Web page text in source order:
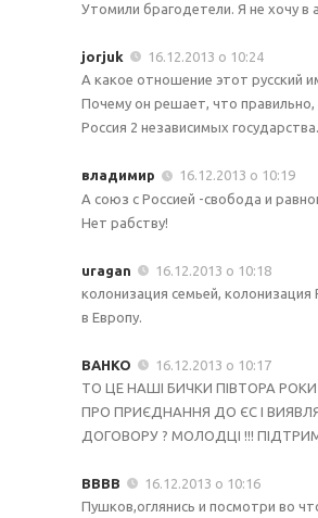
Утомили брагодетели. Я не хочу в
jorjuk
16.12.2013 о 10:24
А какое отношение этот русский
Почему он решает, что правильно,
Россия 2 независимых
владимир
16.12.2013 о 10:19
А союз с Россией -свобода и
Нет рабству!
uragan
16.12.2013 о 10:18
колонизация семьей, колонизация
в Европу.
ВАНКО
16.12.2013 о 10:17
ТО ЦЕ НАШІ БИЧКИ ПІВТОРА
ПРО ПРИЄДНАННЯ ДО ЄС І
ДОГОВОРУ ? МОЛОДЦІ !!!
ВВВВ
16.12.2013 о 10:16
Пушков,оглянись и посмотри во